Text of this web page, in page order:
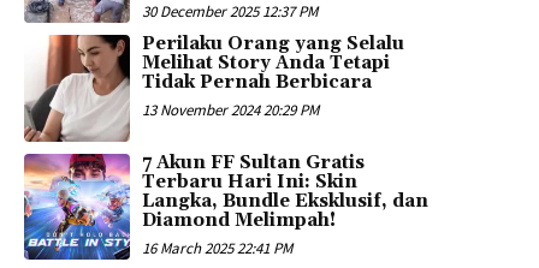
30 December 2025 12:37 PM
Perilaku Orang yang Selalu
Melihat Story Anda Tetapi
Tidak Pernah Berbicara
13 November 2024 20:29 PM
7 Akun FF Sultan Gratis
Terbaru Hari Ini: Skin
Langka, Bundle Eksklusif, dan
Diamond Melimpah!
16 March 2025 22:41 PM